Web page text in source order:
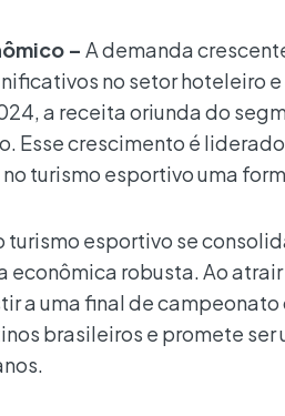
– A demanda
no setor hoteleiro
a receita oriunda do
Esse crescimento é
turismo esportivo uma
turismo esportivo se
econômica robusta. Ao
a uma final de
brasileiros e promete